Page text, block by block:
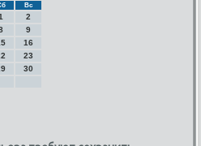
Вс
2
9
16
23
30